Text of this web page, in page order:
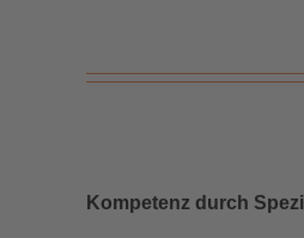
Kompetenz durch